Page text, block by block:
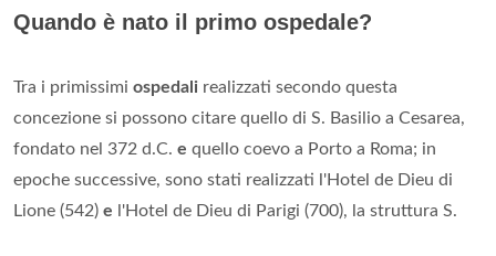
Quando è nato il primo ospedale?
Tra i primissimi ospedali realizzati secondo questa
concezione si possono citare quello di S. Basilio a Cesarea,
fondato nel 372 d.C. e quello coevo a Porto a Roma; in
epoche successive, sono stati realizzati l'Hotel de Dieu di
Lione (542) e l'Hotel de Dieu di Parigi (700), la struttura S.